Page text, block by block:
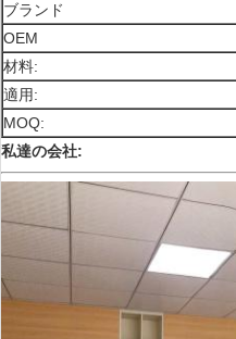
ブランド
OEM
材料:
適用:
MOQ:
私達の会社: